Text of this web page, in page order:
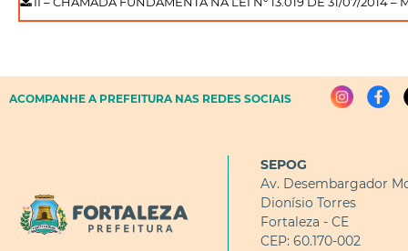
ACOMPANHE A PREFEITURA NAS REDES SOCIAIS
SEPOG
Av. Desembargador
Dionísio Torres
Fortaleza - CE
CEP: 60.170-002